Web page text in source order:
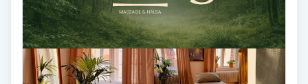
Fibromassage
Fillers